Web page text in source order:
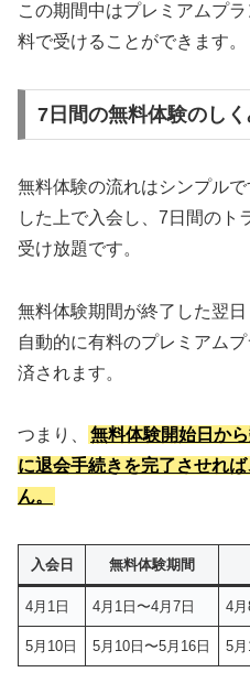
この期間中はプレミアムプ
料で受けることができます。
7日間の無料体験のし
無料体験の流れはシンプル
した上で入会し、7日間のト
受け放題です。
無料体験期間が終了した翌
自動的に有料のプレミアム
済されます。
つまり、
無料体験開始日か
に退会手続きを完了させれ
ん。
入会日 無料体験期間
4月1日 4月1日〜4月7日 4
5月10日 5月10日〜5月16日 5